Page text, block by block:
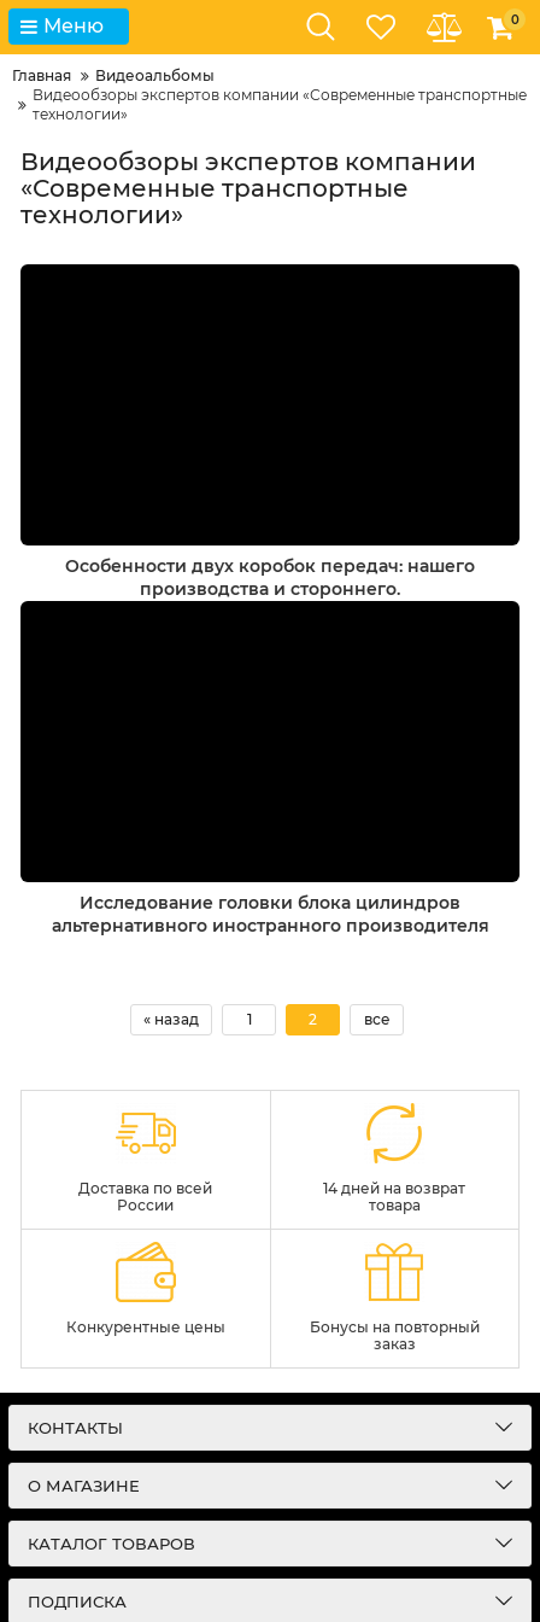
Меню 0
Главная
Видеоальбомы
Видеообзоры экспертов компании «Современные транспортные
технологии»
Видеообзоры экспертов компании
«Современные транспортные
технологии»
Особенности двух коробок передач: нашего
производства и стороннего.
Исследование головки блока цилиндров
альтернативного иностранного производителя
« назад 1 2 все
Доставка по всей
России
14 дней на возврат
товара
Конкурентные цены
Бонусы на повторный
заказ
КОНТАКТЫ
О МАГАЗИНЕ
КАТАЛОГ ТОВАРОВ
ПОДПИСКА